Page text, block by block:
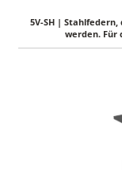
5V-SH |
werden. Für